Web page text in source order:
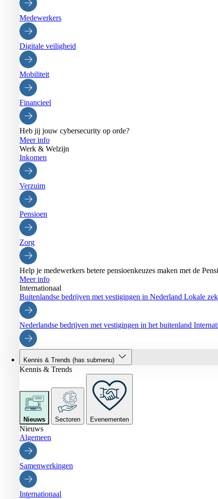
Medewerkers
Digitale veiligheid
Mobiliteit
Financieel
Heb jij jouw cybersecurity op orde?
Meer info
Werk & Welzijn
Inkomen
Verzuim
Pensioen
Zorg
Help je medewerkers betere pensioenkeuzes maken met de
Meer info
Internationaal
Buitenlandse bedrijven met vestigingen in Nederland Lokale
Nederlandse bedrijven met vestigingen in het buitenland
Kennis & Trends (has submenu)
Kennis & Trends
Nieuws Sectoren Evenementen
Nieuws
Algemeen
Samenwerkingen
Internationaal